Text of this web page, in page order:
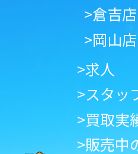
>倉吉店
>岡山店
>求人
>スタッ
>買取実
>販売中